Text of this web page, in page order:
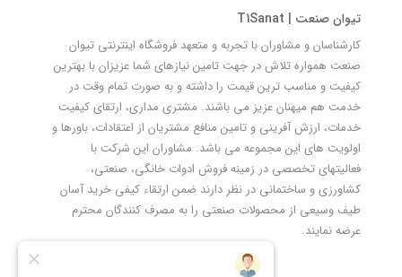
تیوان صنعت | T1Sanat
کارشناسان و مشاوران با تجربه و متعهد فروشگاه اینترنتی تیوان
صنعت همواره تلاش در جهت تامین نیازهای شما عزیزان با بهترین
کیفیت و مناسب ترین قیمت را داشته و به صورت تمام وقت در
خدمت هم میهنان عزیز می باشند. مشتری مداری، ارتقای کیفیت
خدمات، ارزش آفرینی و تامین منافع مشتریان از اعتقادات، باورها و
اولویت های این مجموعه می باشد. مشاوران این شرکت با
فعالیتهای تخصصی در زمینه فروش ادوات خانگی، صنعتی،
کشاورزی و ساختمانی در نظر دارند ضمن ارتقاء کیفی خرید آسان
طیف وسیعی از محصولات صنعتی را به مصرف کنندگان محترم
عرضه نمایند.